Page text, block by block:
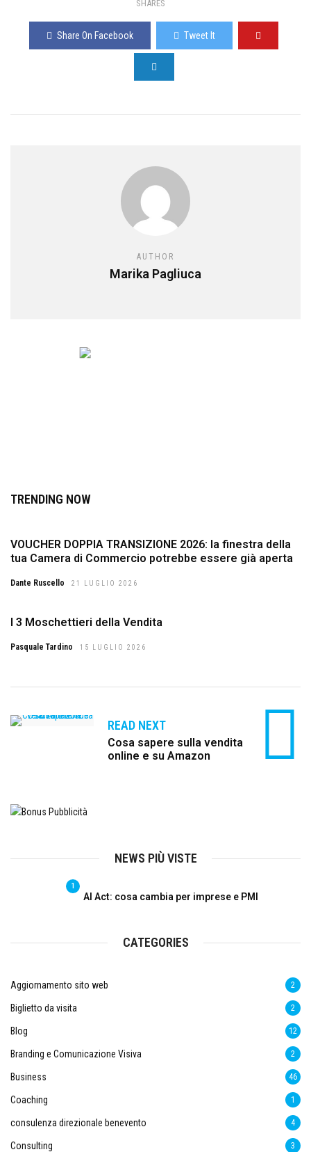
SHARES
Share On Facebook Tweet It
AUTHOR
Marika Pagliuca
TRENDING NOW
VOUCHER DOPPIA TRANSIZIONE 2026: la finestra della
tua Camera di Commercio potrebbe essere già aperta
Dante Ruscello 21 LUGLIO 2026
I 3 Moschettieri della Vendita
Pasquale Tardino 15 LUGLIO 2026
READ NEXT
Cosa sapere sulla vendita
online e su Amazon
NEWS PIÙ VISTE
1
AI Act: cosa cambia per imprese e PMI
CATEGORIES
Aggiornamento sito web 2
Biglietto da visita 2
Blog 12
Branding e Comunicazione Visiva 2
Business 46
Coaching 1
consulenza direzionale benevento 4
Consulting 3